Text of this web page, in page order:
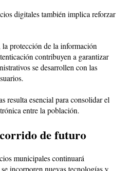
digitales también implica reforzar
protección de la información
contribuyen a garantizar
se desarrollen con las
resulta esencial para consolidar el
entre la población.
de futuro
municipales continuará
incorporen nuevas tecnologías y